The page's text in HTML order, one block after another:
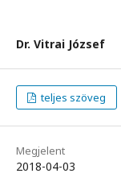
Dr. Vitrai József
teljes szöveg
Megjelent
2018-04-03